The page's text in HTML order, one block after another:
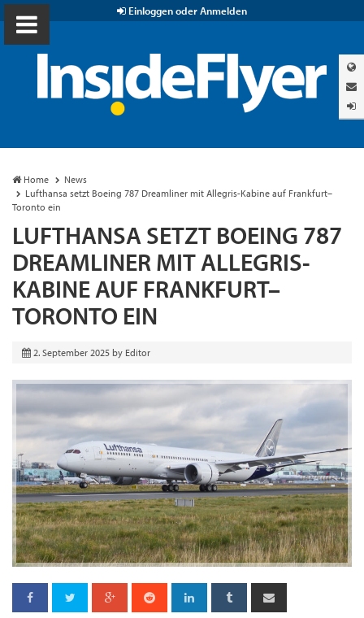
Einloggen oder Anmelden
Home
News
Lufthansa setzt Boeing 787 Dreamliner mit Allegris-Kabine auf Frankfurt–
Toronto ein
LUFTHANSA SETZT BOEING 787
DREAMLINER MIT ALLEGRIS-
KABINE AUF FRANKFURT–
TORONTO EIN
2. September 2025 by Editor